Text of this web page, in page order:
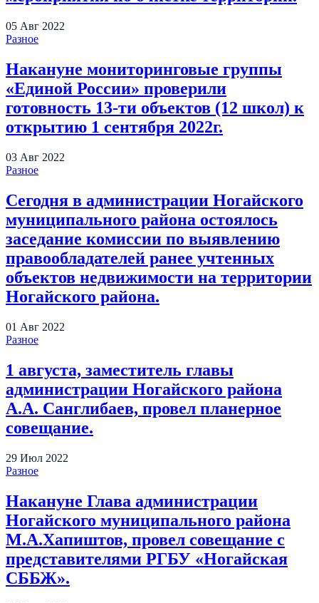
05 Авг 2022
Разное
Накануне мониторинговые группы
«Единой России» проверили
готовность 13-ти объектов (12 школ) к
открытию 1 сентября 2022г.
03 Авг 2022
Разное
Сегодня в администрации Ногайского
муниципального района остоялось
заседание комиссии по выявлению
правообладателей ранее учтенных
объектов недвижимости на территории
Ногайского района.
01 Авг 2022
Разное
1 августа, заместитель главы
администрации Ногайского района
А.А. Санглибаев, провел планерное
совещание.
29 Июл 2022
Разное
Накануне Глава администрации
Ногайского муниципального района
М.А.Хапиштов, провел совещание с
представителями РГБУ «Ногайская
СББЖ».